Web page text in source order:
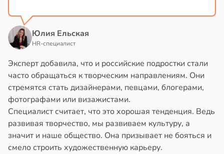
Юлия Ельская
HR-специалист
Эксперт добавила, что и российские подростки стали
часто обращаться к творческим направлениям. Они
стремятся стать дизайнерами, певцами, блогерами,
фотографами или визажистами.
Специалист считает, что это хорошая тенденция. Ведь
развивая творчество, мы развиваем культуру, а
значит и наше общество. Она призывает не бояться и
смело строить художественную карьеру.